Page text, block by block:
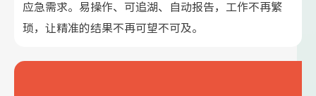
应急需求。易操作、可追湖、自动报告，工作不再繁
琐，让精准的结果不再可望不可及。